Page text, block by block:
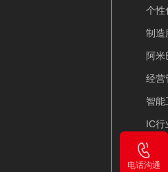
个性
制造
阿
经营
智能
IC行
IPO
PLM
电话沟通